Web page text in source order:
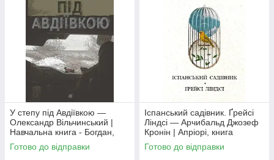
У степу під Авдіївкою —
Олександр Вільчинський |
Навчальна книга - Богдан,
книга українською, нова,
тверда
Готово до відправки
Іспанський садівник. Ґрейсі
Ліндсі — Арчибальд Джозеф
Кронін | Апріорі, книга
українською, нова, тверда
Готово до відправки